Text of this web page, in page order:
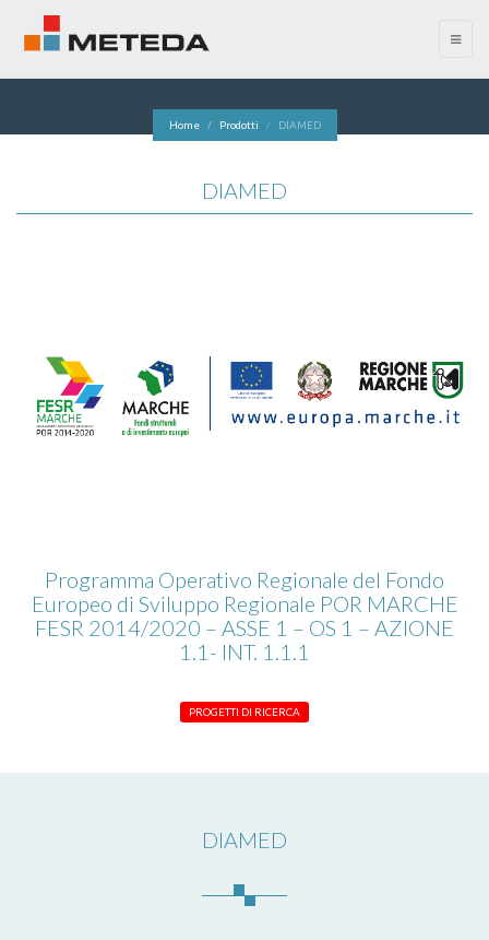
menu
Home Prodotti DIAMED
DIAMED
Programma Operativo Regionale del Fondo
Europeo di Sviluppo Regionale POR MARCHE
FESR 2014/2020 – ASSE 1 – OS 1 – AZIONE
1.1- INT. 1.1.1
PROGETTI DI RICERCA
DIAMED